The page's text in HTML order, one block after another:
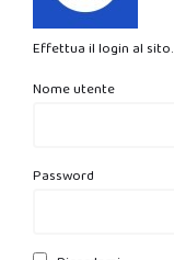
Effettua il login al sito.
Nome utente
Password